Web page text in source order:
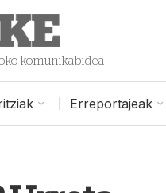
komunikabidea
Erreportajeak